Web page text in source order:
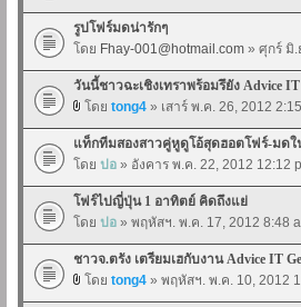
รูปโฟร์มดน่ารักๆ
โดย Fhay-001@hotmail.com » ศุกร์ มิ.
วันนี้ชาวฉะเชิงเทราพร้อมรึยัง Advice IT
โดย tong4 » เสาร์ พ.ค. 26, 2012
แท็กทีมสองสาวคู่หูดูโอ้สุดฮอตโฟร์-มด
โดย ปอ » อังคาร พ.ค. 22, 2012 12:12
โฟร์ไปญี่ปุ่น 1 อาทิตย์ คิดถึงแย่
โดย ปอ » พฤหัสฯ. พ.ค. 17, 2012 8:48
ชาวจ.ตรัง เตรียมเฮกับงาน Advice IT
โดย tong4 » พฤหัสฯ. พ.ค. 10, 2012